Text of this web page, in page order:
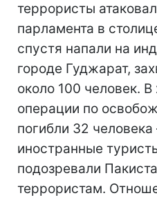
террористы
парламента в
спустя напали на
городе Гуджарат,
около 100 человек.
операции по
погибли 32
иностранные
подозревали
террористам.